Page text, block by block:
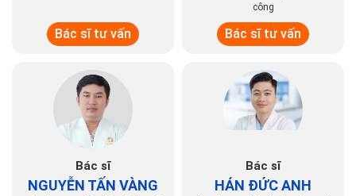
Bác sĩ tư vấn
công
Bác sĩ tư vấn
Bác sĩ
NGUYỄN TẤN VÀNG
Bác sĩ
HÁN ĐỨC ANH